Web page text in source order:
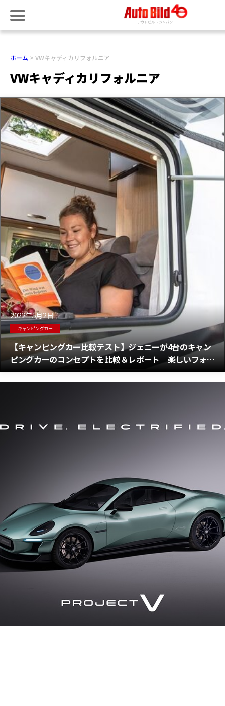
ホーム VWキャディカリフォルニア
VWキャディカリフォルニア
2022年5月2日
キャンピングカー
【キャンピングカー比較テスト】ジェニーが4台のキャン
ピングカーのコンセプトを比較＆レポート 楽しいフォト
ギャラリー付き！